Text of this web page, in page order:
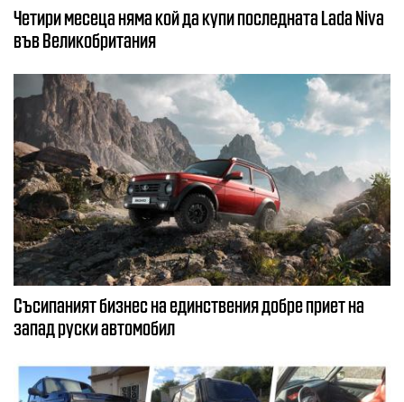
Четири месеца няма кой да купи последната Lada Niva
във Великобритания
Съсипаният бизнес на единствения добре приет на
запад руски автомобил